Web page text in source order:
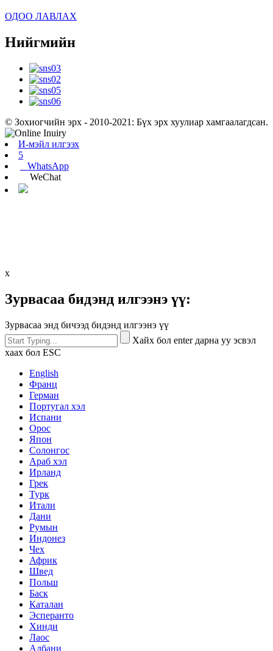
ОДОО ЛАВЛАХ
Нийгмийн
© Зохиогчийн эрх - 2010-2021: Бүх эрх хуулиар хамгаалагдсан.
И-мэйл илгээх
5
WhatsApp
WeChat
x
Зурвасаа бидэнд илгээнэ үү:
Зурвасаа энд бичээд бидэнд илгээнэ үү
Хайх бол enter дарна уу эсвэл
хаах бол ESC
English
Франц
Герман
Португал хэл
Испани
Орос
Япон
Солонгос
Араб хэл
Ирланд
Грек
Турк
Итали
Дани
Румын
Индонез
Чех
Африк
Швед
Польш
Баск
Каталан
Эсперанто
Хинди
Лаос
Албани